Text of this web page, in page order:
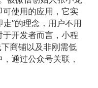
使用的应用，它实
”的理念，用户不用
开发者而言，小程
商铺以及非刚需低
通过公众号关联，